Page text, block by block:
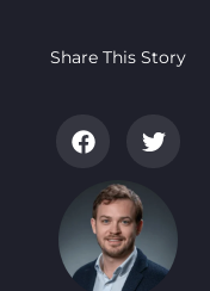
Share This Story